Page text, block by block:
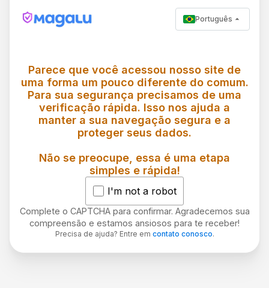
Português
Parece que você acessou nosso site de
uma forma um pouco diferente do comum.
Para sua segurança precisamos de uma
verificação rápida. Isso nos ajuda a
manter a sua navegação segura e a
proteger seus dados.
Não se preocupe, essa é uma etapa
simples e rápida!
I'm not a robot
Complete o CAPTCHA para confirmar. Agradecemos sua
compreensão e estamos ansiosos para te receber!
Precisa de ajuda? Entre em contato conosco.